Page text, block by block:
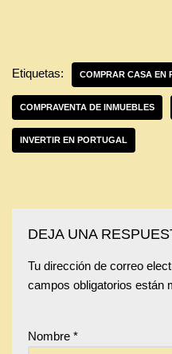
Etiquetas: COMPRAR CASA EN
COMPRAVENTA DE INMUEBLES
INVERTIR EN PORTUGAL
DEJA UNA
Tu dirección de correo
campos obligatorios están
Nombre *